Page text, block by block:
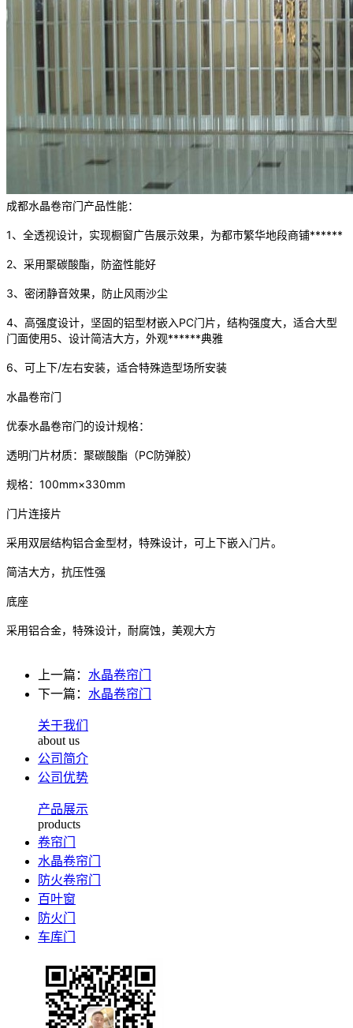
成都水晶卷帘门产品性能：
1、全透视设计，实现橱窗广告展示效果，为都市繁华地段商铺******
2、采用聚碳酸酯，防盗性能好
3、密闭静音效果，防止风雨沙尘
4、高强度设计，坚固的铝型材嵌入PC门片，结构强度大，适合大型
门面使用5、设计简洁大方，外观******典雅
6、可上下/左右安装，适合特殊造型场所安装
水晶卷帘门
优泰水晶卷帘门的设计规格：
透明门片材质：聚碳酸酯（PC防弹胶）
规格：100mm×330mm
门片连接片
采用双层结构铝合金型材，特殊设计，可上下嵌入门片。
简洁大方，抗压性强
底座
采用铝合金，特殊设计，耐腐蚀，美观大方
上一篇： 水晶卷帘门
下一篇： 水晶卷帘门
关于我们
about us
公司简介
公司优势
产品展示
products
卷帘门
水晶卷帘门
防火卷帘门
百叶窗
防火门
车库门